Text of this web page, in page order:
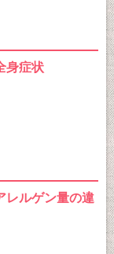
身症状
レルゲン量の違